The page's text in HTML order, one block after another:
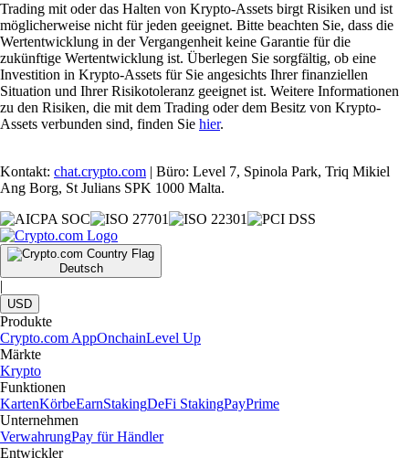
Trading mit oder das Halten von Krypto-Assets birgt Risiken und ist
möglicherweise nicht für jeden geeignet. Bitte beachten Sie, dass die
Wertentwicklung in der Vergangenheit keine Garantie für die
zukünftige Wertentwicklung ist. Überlegen Sie sorgfältig, ob eine
Investition in Krypto-Assets für Sie angesichts Ihrer finanziellen
Situation und Ihrer Risikotoleranz geeignet ist. Weitere Informationen
zu den Risiken, die mit dem Trading oder dem Besitz von Krypto-
Assets verbunden sind, finden Sie hier.
Kontakt: chat.crypto.com | Büro: Level 7, Spinola Park, Triq Mikiel
Ang Borg, St Julians SPK 1000 Malta.
Deutsch
|
USD
Produkte
Crypto.com AppOnchainLevel Up
Märkte
Krypto
Funktionen
KartenKörbeEarnStakingDeFi StakingPayPrime
Unternehmen
VerwahrungPay für Händler
Entwickler